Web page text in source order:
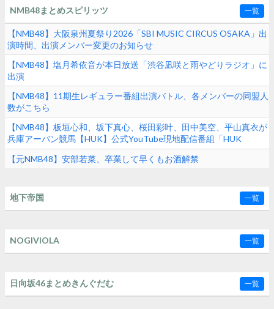
NMB48まとめスピリッツ 一覧
【NMB48】大阪泉州夏祭り2026「SBI MUSIC CIRCUS OSAKA」出
演時間、出演メンバー変更のお知らせ
【NMB48】塩月希依音が本日放送「渋谷凪咲と雨やどりラジオ」に
出演
【NMB48】11期生レギュラー番組出演バトル、各メンバーの同盟人
数がこちら
【NMB48】板垣心和、坂下真心、桜田彩叶、田中美空、平山真衣が
兵庫アーバン競馬【HUK】公式YouTube現地配信番組「HUK
Campus Live」に出演
【元NMB48】安部若菜、卒業して早くもお酒解禁
地下帝国 一覧
NOGIVIOLA 一覧
日向坂46まとめきんぐだむ 一覧